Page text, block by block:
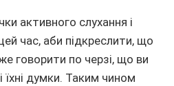
активного слухання і
час, аби підкреслити, що
говорити по черзі, що ви
їхні думки. Таким чином